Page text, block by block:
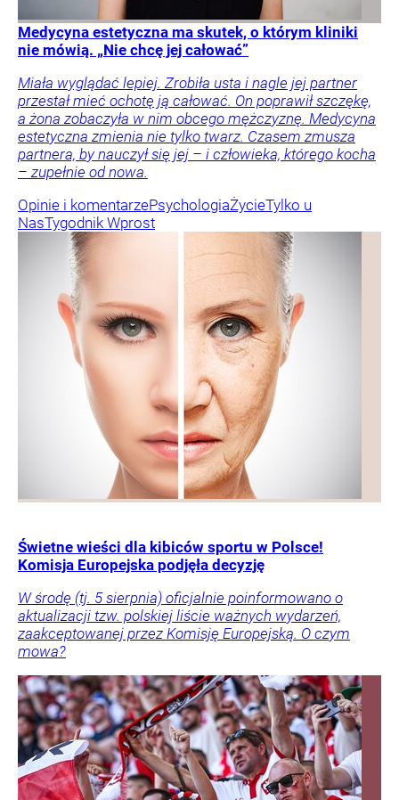
Medycyna estetyczna ma skutek, o którym kliniki
nie mówią. „Nie chcę jej całować”
Miała wyglądać lepiej. Zrobiła usta i nagle jej partner
przestał mieć ochotę ją całować. On poprawił szczękę,
a żona zobaczyła w nim obcego mężczyznę. Medycyna
estetyczna zmienia nie tylko twarz. Czasem zmusza
partnera, by nauczył się jej – i człowieka, którego kocha
– zupełnie od nowa.
Opinie i komentarzePsychologiaŻycieTylko u
NasTygodnik Wprost
Świetne wieści dla kibiców sportu w Polsce!
Komisja Europejska podjęła decyzję
W środę (tj. 5 sierpnia) oficjalnie poinformowano o
aktualizacji tzw. polskiej liście ważnych wydarzeń,
zaakceptowanej przez Komisję Europejską. O czym
mowa?